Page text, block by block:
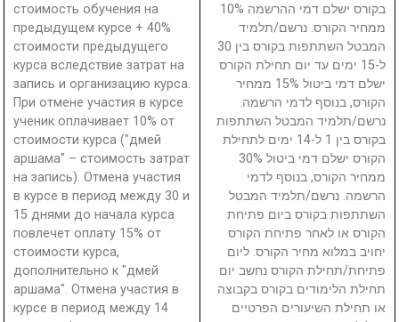
стоимость обучения на
предыдущем курсе + 40%
стоимости предыдущего
курса вследствие затрат на
запись и организацию курса.
При отмене участия в курсе
ученик оплачивает 10% от
стоимости курса ("дмей
аршама" – стоимость затрат
на запись). Отмена участия
в курсе в период между 30 и
15 днями до начала курса
повлечет оплату 15% от
стоимости курса,
дополнительно к "дмей
аршама". Отмена участия в
курсе в период между 14
בקורס ישלם דמי ההרשמה 10%
ממחיר הקורס. נרשם/תלמיד
המבטל השתתפות בקורס בין 30
ל-15 ימים עד יום תחילת הקורס
ישלם דמי ביטול 15% ממחיר
הקורס, בנוסף לדמי הרשמה.
נרשם/תלמיד המבטל השתתפות
בקורס בין 1 ל-14 ימים לתחילת
הקורס ישלם דמי ביטול 30%
ממחיר הקורס, בנוסף לדמי
הרשמה. נרשם/תלמיד המבטל
השתתפות בקורס ביום פתיחת
הקורס או לאחר פתיחת הקורס
יחויב במלוא מחיר הקורס. ליום
פתיחת/תחילת הקורס נחשב יום
תחילת הלימודים בקורס בקבוצה
או תחילת השיעורים הפרטיים